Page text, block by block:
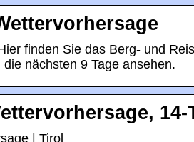
finden Sie das Berg- und
nächsten 9 Tage ansehen.
| Tirol